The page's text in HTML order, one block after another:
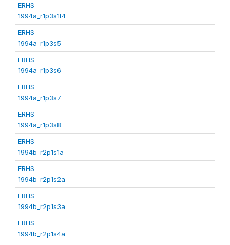
ERHS
1994a_r1p3s1t4
ERHS
1994a_r1p3s5
ERHS
1994a_r1p3s6
ERHS
1994a_r1p3s7
ERHS
1994a_r1p3s8
ERHS
1994b_r2p1s1a
ERHS
1994b_r2p1s2a
ERHS
1994b_r2p1s3a
ERHS
1994b_r2p1s4a